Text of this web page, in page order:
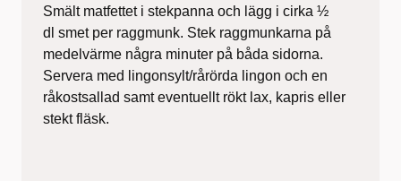
Smält matfettet i stekpanna och lägg i cirka ½
dl smet per raggmunk. Stek raggmunkarna på
medelvärme några minuter på båda sidorna.
Servera med lingonsylt/rårörda lingon och en
råkostsallad samt eventuellt rökt lax, kapris eller
stekt fläsk.